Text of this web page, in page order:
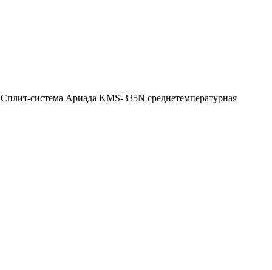
Сплит-система Ариада KMS-335N среднетемпературная